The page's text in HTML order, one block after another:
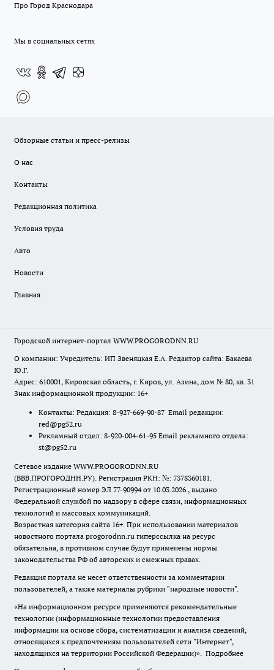
Про Город Краснодара
Мы в социальных сетях
Обзорные статьи и пресс-релизы
О нас
Контакты
Редакционная политика
Условия труда
Авто
Новости
Главная
Городской интернет-портал WWW.PROGORODNN.RU
О компании: Учредитель: ИП Звеняцкая Е.А. Редактор сайта: Бакаева
Ю.Г.
Адрес: 610001, Кировская область, г. Киров, ул. Азина, дом № 80, кв. 31
Знак информационной продукции: 16+
Контакты: Редакция: 8-927-669-90-87 Email редакции:
red@pg52.ru
Рекламный отдел: 8-920-004-61-95 Email рекламного отдела:
st@pg52.ru
Сетевое издание WWW.PROGORODNN.RU
(ВВВ.ПРОГОРОДНН.РУ). Регистрация РКН: №: 7378360181.
Регистрационный номер ЭЛ 77-90994 от 10.03.2026., выдано
Федеральной службой по надзору в сфере связи, информационных
технологий и массовых коммуникаций.
Возрастная категория сайта 16+. При использовании материалов
новостного портала progorodnn.ru гиперссылка на ресурс
обязательна, в противном случае будут применены нормы
законодательства РФ об авторских и смежных правах.
Редакция портала не несет ответственности за комментарии
пользователей, а также материалы рубрики "народные новости".
«На информационном ресурсе применяются рекомендательные
технологии (информационные технологии предоставления
информации на основе сбора, систематизации и анализа сведений,
относящихся к предпочтениям пользователей сети "Интернет",
находящихся на территории Российской Федерации)». Подробнее